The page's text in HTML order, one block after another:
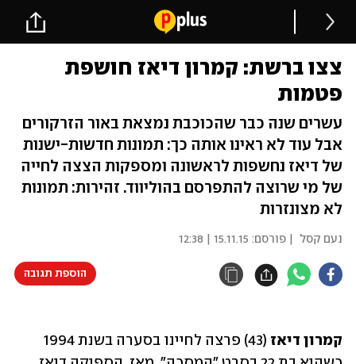
צצו ברשת: קמרון דיאז חושפת
פטמות
עשרים שנה כבר שהכוכבת נמצאת באור הזרקורים
אבל עוד לא ראינו אותה כך: תמונות חדשות-ישנות
של דיאז נחשפות לראשונה ומספקות הצצה לחייה
של מי שרוצה להתפרסם בהוליווד. זהירות: תמונות
לא מצונזרות
נעם קסל | פורסם: 15.11.15 | 12:38
הוספת תגובה
קמרון דיאז